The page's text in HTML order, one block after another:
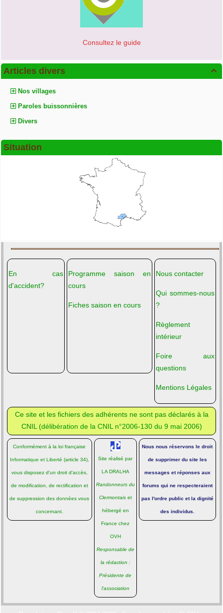
Consultez le guide

Articles divers
Nos villages
Paroles buissonnières
Divers
Situation
En cas
d'accident?
Programme saison en
cours
Fiches saison en cours
Nous contacter
Qui sommes-nous
?
Règlement
intérieur
Foire aux
questions
Mentions Légales
Ce site et les fichiers des adhérents ne sont pas déclarés à la
CNIL (délibération de la CNIL n°2006-130 du 9 mai 2006)
Conformément à la loi française
Informatique et Liberté (article 34),
vous disposez d'un droit d'accès,
de modification, de rectification et
de suppression des données vous
concernant.
Site réalisé par
LA DRALHA
Randonneurs du
Clermontaiset
hébergé en
France chez
OVH
Responsable de
la rédaction :
Présidente de
l'association
Nous nous réservons le droit
de supprimer du site les
messages et réponses aux
forums qui ne respecteraient
pas l'ordre public et la dignité
des individus.